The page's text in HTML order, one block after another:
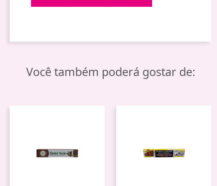
Você também poderá gostar de: